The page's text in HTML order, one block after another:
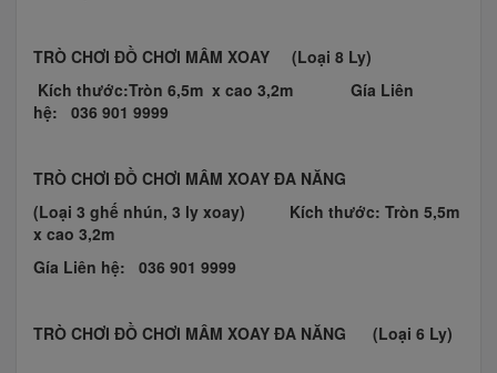
TRÒ CHƠI ĐỒ CHƠI MÂM XOAY
(Loại 8 Ly)
Kích thước:Tròn 6,5m x cao 3,2m
Gía Liên
hệ:
036 901 9999
TRÒ CHƠI ĐỒ CHƠI MÂM XOAY ĐA NĂNG
(Loại 3 ghế nhún, 3 ly xoay) Kích thước: Tròn 5,5m
x cao 3,2m
Gía Liên hệ:
036 901 9999
TRÒ CHƠI ĐỒ CHƠI MÂM XOAY ĐA NĂNG (Loại 6 Ly)